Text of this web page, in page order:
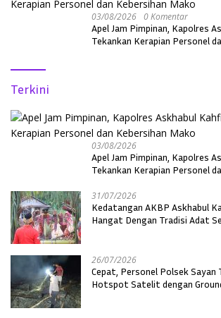
03/08/2026 0 Komentar
Apel Jam Pimpinan, Kapolres
Tekankan Kerapian Personel
Terkini
03/08/2026
Apel Jam Pimpinan, Kapolres
Tekankan Kerapian Personel
31/07/2026
Kedatangan AKBP Askhabul
Hangat Dengan Tradisi Adat
26/07/2026
Cepat, Personel Polsek Sayan
Hotspot Satelit dengan